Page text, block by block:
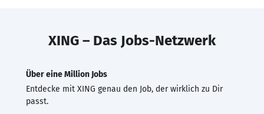
XING – Das Jobs-Netzwerk
Über eine Million Jobs
Entdecke mit XING genau den Job, der wirklich zu Dir
passt.